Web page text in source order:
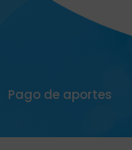
Pago de aportes